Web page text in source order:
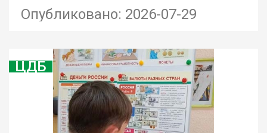
Опубликовано: 2026-07-29
ЦДБ